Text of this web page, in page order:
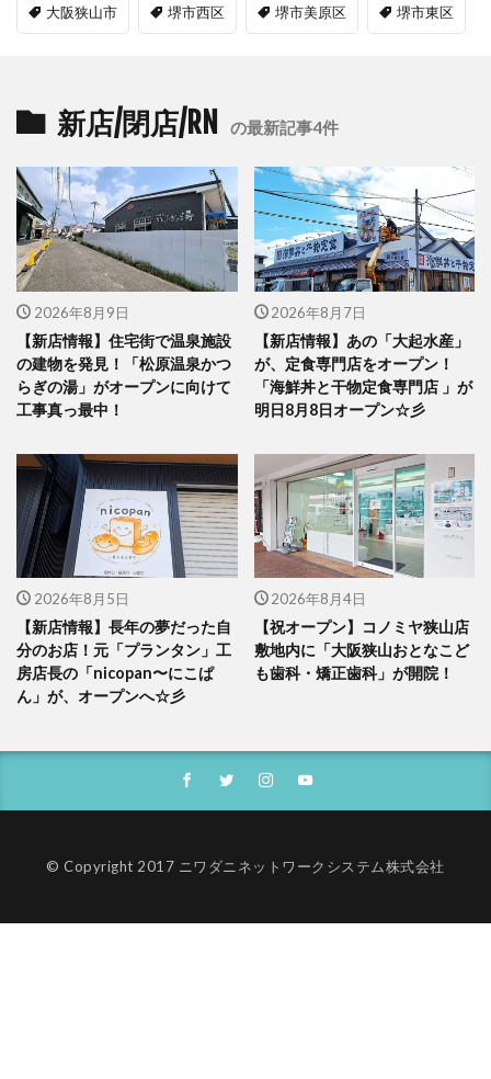
大阪狭山市 堺市西区 堺市美原区 堺市東区
新店/閉店/RN の最新記事4件
2026年8月9日
【新店情報】住宅街で温泉施設
の建物を発見！「松原温泉かつ
らぎの湯」がオープンに向けて
工事真っ最中！
2026年8月7日
【新店情報】あの「大起水産」
が、定食専門店をオープン！
「海鮮丼と干物定食専門店 」が
明日8月8日オープン☆彡
2026年8月5日
【新店情報】長年の夢だった自
分のお店！元「プランタン」工
房店長の「nicopan〜にこぱ
ん」が、オープンへ☆彡
2026年8月4日
【祝オープン】コノミヤ狭山店
敷地内に「大阪狭山おとなこど
も歯科・矯正歯科」が開院！
© Copyright 2017 ニワダニネットワークシステム株式会社